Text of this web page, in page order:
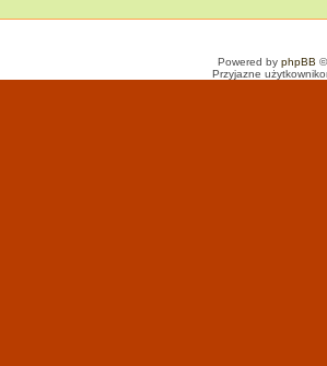
Powered by phpBB
Przyjazne